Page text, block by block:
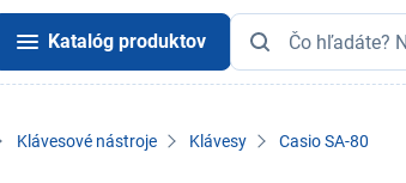
Katalóg produktov
Klávesové nástroje Klávesy Casio SA-80